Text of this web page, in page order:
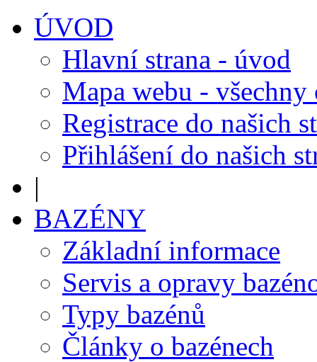
ÚVOD
Hlavní strana - úvod
Mapa webu - všechny
Registrace do našich
Přihlášení do našich
|
BAZÉNY
Základní informace
Servis a opravy
Typy bazénů
Články o bazénech